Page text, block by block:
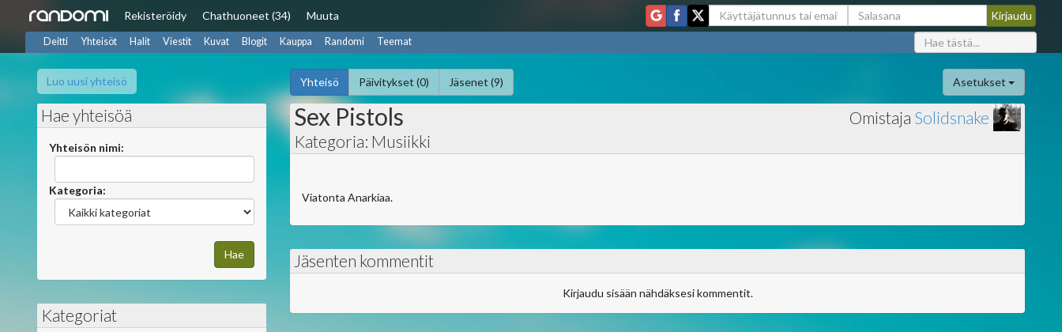
Rekisteröidy Chathuoneet (34) Muuta
Deitti Yhteisöt Halit Viestit Kuvat Blogit Kauppa Randomi Teemat
Luo uusi yhteisö Yhteisö Päivitykset (0) Jäsenet (9) Asetukset
Hae yhteisöä
Yhteisön nimi:
Kategoria:
Kategoriat
Sex Pistols
Kategoria: Musiikki
Omistaja Solidsnake
Viatonta Anarkiaa.
Jäsenten kommentit
Kirjaudu sisään nähdäksesi kommentit.